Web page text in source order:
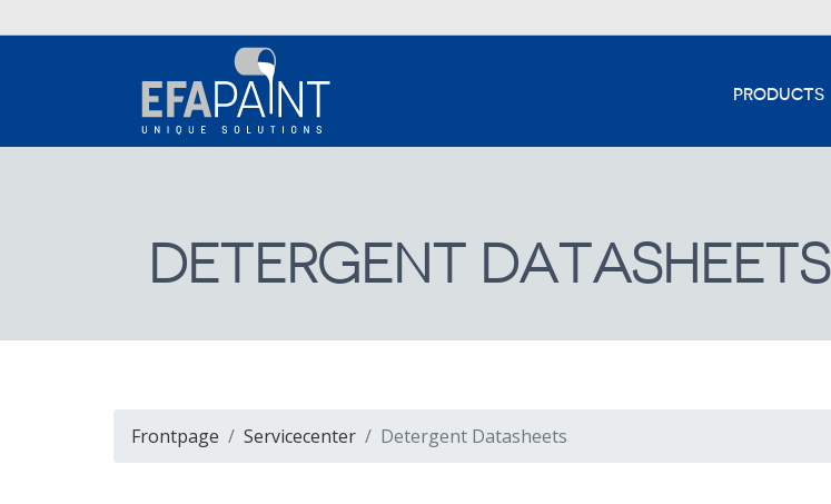
PRODUCTS
DETERGENT DATASHEETS
Frontpage Servicecenter Detergent Datasheets